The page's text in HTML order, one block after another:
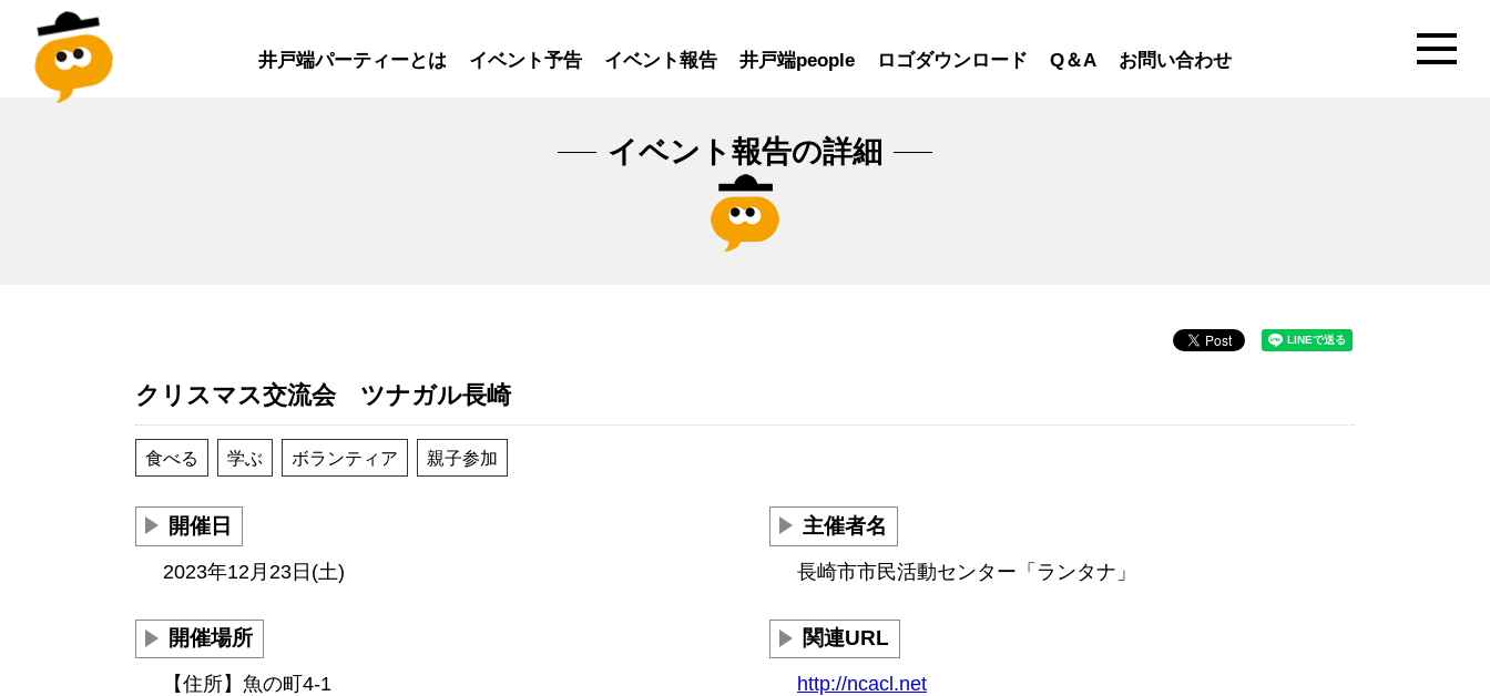
井戸端パーティーとは イベント予告 イベント報告 井戸端people ロゴダウンロード Q＆A お問い合わせ
イベント報告の詳細
クリスマス交流会 ツナガル長崎
食べる 学ぶ ボランティア 親子参加
開催日
2023年12月23日(土)
開催場所
【住所】魚の町4-1
主催者名
長崎市市民活動センター「ランタナ」
関連URL
http://ncacl.net